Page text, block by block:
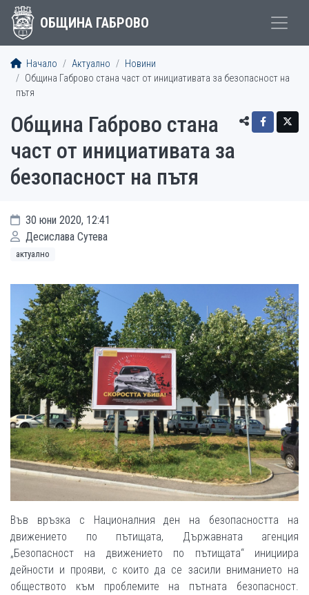
ОБЩИНА ГАБРОВО
Начало Актуално
Новини
Община Габрово стана част от инициативата за безопасност на
пътя
Община Габрово стана
част от инициативата за
безопасност на пътя
30 юни 2020, 12:41
Десислава Сутева
актуално
Във връзка с Националния ден на безопасността на
движението по пътищата, Държавната агенция
„Безопасност на движението по пътищата“ инициира
дейности и прояви, с които да се засили вниманието на
обществото към проблемите на пътната безопасност.